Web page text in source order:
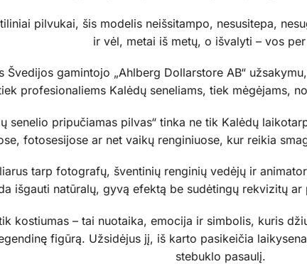
pilvukai, šis modelis neišsitampo, nesusitepa,
ir vėl, metai iš metų, o išvalyti – vos
Švedijos gamintojo „Ahlberg Dollarstore AB“
profesionaliems Kalėdų seneliams, tiek mėgėjams,
senelio pripučiamas pilvas“ tinka ne tik Kalėdų
fotosesijose ar net vaikų renginiuose, kur reikia
tarp fotografų, šventinių renginių vedėjų ir
išgauti natūralų, gyvą efektą be sudėtingų rekvizitų
kostiumas – tai nuotaika, emocija ir simbolis, kuris
figūrą. Užsidėjus jį, iš karto pasikeičia
stebuklo pasaulį.